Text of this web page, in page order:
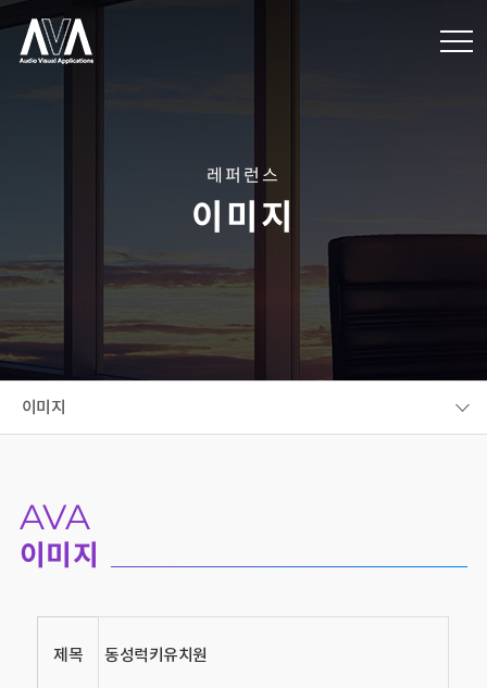
레퍼런스
이미지
이미지
AVA
이미지
제목 동성럭키유치원